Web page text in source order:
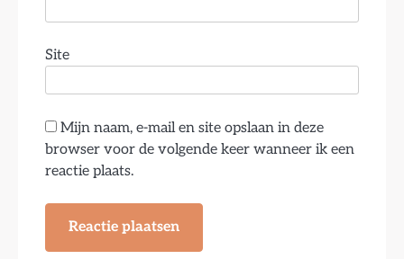
Site
Mijn naam, e-mail en site opslaan in deze
browser voor de volgende keer wanneer ik een
reactie plaats.